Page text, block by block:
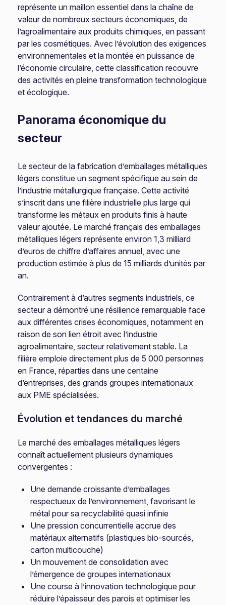
représente un maillon essentiel dans la chaîne de
valeur de nombreux secteurs économiques, de
l’agroalimentaire aux produits chimiques, en passant
par les cosmétiques. Avec l’évolution des exigences
environnementales et la montée en puissance de
l’économie circulaire, cette classification recouvre
des activités en pleine transformation technologique
et écologique.
Panorama économique du
secteur
Le secteur de la fabrication d’emballages métalliques
légers constitue un segment spécifique au sein de
l’industrie métallurgique française. Cette activité
s’inscrit dans une filière industrielle plus large qui
transforme les métaux en produits finis à haute
valeur ajoutée. Le marché français des emballages
métalliques légers représente environ 1,3 milliard
d’euros de chiffre d’affaires annuel, avec une
production estimée à plus de 15 milliards d’unités par
an.
Contrairement à d’autres segments industriels, ce
secteur a démontré une résilience remarquable face
aux différentes crises économiques, notamment en
raison de son lien étroit avec l’industrie
agroalimentaire, secteur relativement stable. La
filière emploie directement plus de 5 000 personnes
en France, réparties dans une centaine
d’entreprises, des grands groupes internationaux
aux PME spécialisées.
Évolution et tendances du marché
Le marché des emballages métalliques légers
connaît actuellement plusieurs dynamiques
convergentes :
Une demande croissante d’emballages
respectueux de l’environnement, favorisant le
métal pour sa recyclabilité quasi infinie
Une pression concurrentielle accrue des
matériaux alternatifs (plastiques bio-sourcés,
carton multicouche)
Un mouvement de consolidation avec
l’émergence de groupes internationaux
Une course à l’innovation technologique pour
réduire l’épaisseur des parois et optimiser les